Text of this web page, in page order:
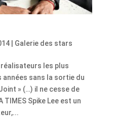
| Galerie des stars
réalisateurs les plus
sans la sortie du
» (…) il ne cesse de
Spike Lee est un